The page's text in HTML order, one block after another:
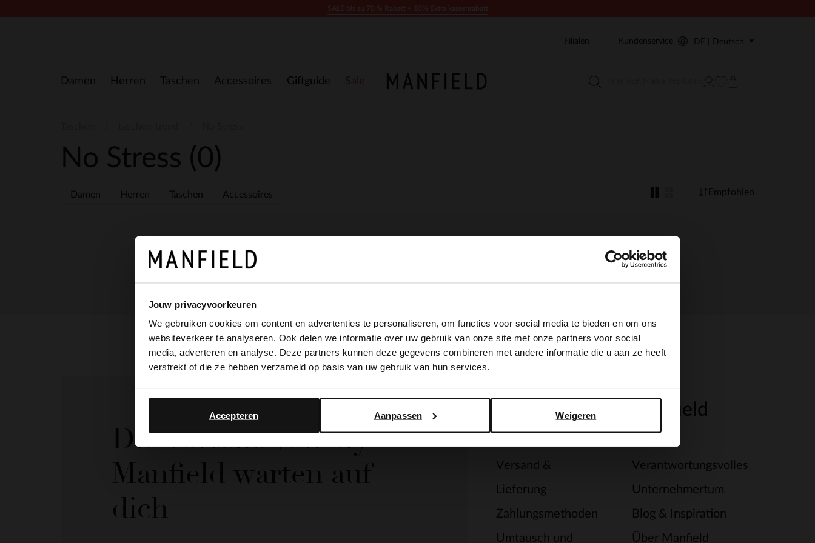
Jouw privacyvoorkeuren
We gebruiken cookies om content en advertenties te personaliseren, om functies voor social media te bieden en om ons
websiteverkeer te analyseren. Ook delen we informatie over uw gebruik van onze site met onze partners voor social
media, adverteren en analyse. Deze partners kunnen deze gegevens combineren met andere informatie die u aan ze heeft
verstrekt of die ze hebben verzameld op basis van uw gebruik van hun services.
Weigeren
Aanpassen
Accepteren
Damen Herren Taschen Accessoires Giftguide Sale
Filialen Kundenservice DE | Deutsch
No Stress (0)
Damen Herren Taschen Accessoires Empfohlen
Die Vorteile von My
Manfield warten auf
dich
Service
Versand &
Lieferung
Zahlungsmethoden
Umtausch und
Manfield
Verantwortungsvolles
Unternehmertum
Blog & Inspiration
Über Manfield
×
It looks like your language isn't Dutch. Would you like to